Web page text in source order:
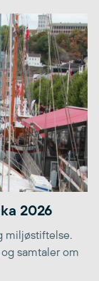
2026
miljøstiftelse.
samtaler om